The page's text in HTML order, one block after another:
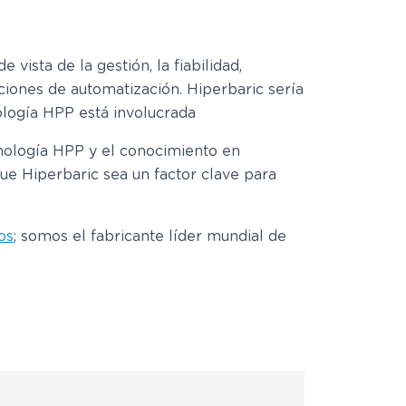
vista de la gestión, la fiabilidad,
de automatización. Hiperbaric sería
HPP está involucrada
HPP y el conocimiento en
Hiperbaric sea un factor clave para
; somos el fabricante líder mundial de